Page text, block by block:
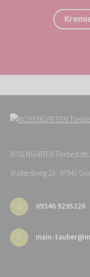
ROSENGARTEN-
Waltersberg 23 · 97947
09346 9295226
main-